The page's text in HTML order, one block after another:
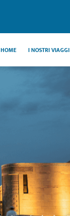
HOME I NOSTRI VIAGGI